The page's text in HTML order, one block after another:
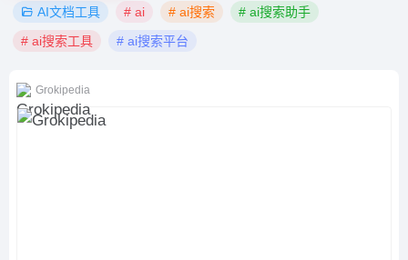
AI文档工具 # ai # ai搜索
# ai搜索助手
# ai搜索工具
# ai搜索平台
Grokipedia